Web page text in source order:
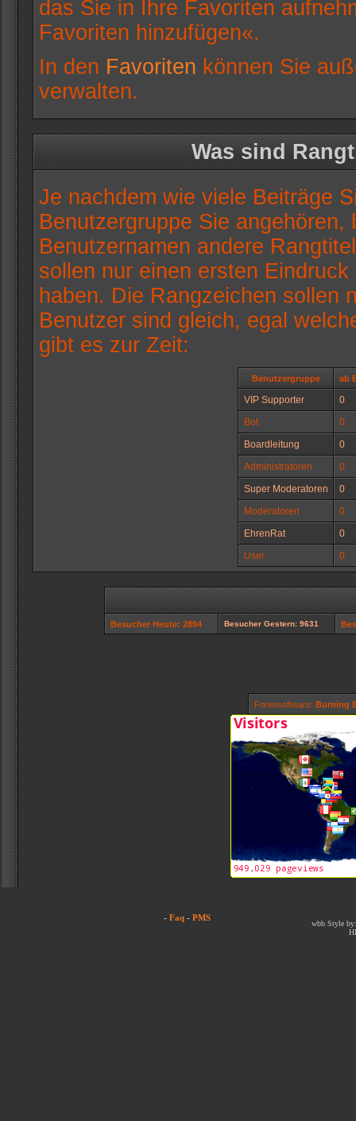
das Sie in Ihre Favoriten
Favoriten hinzufügen«.
In den Favoriten können Sie
verwalten.
Was sind
Je nachdem wie viele Beiträge
Benutzergruppe Sie
Benutzernamen andere
sollen nur einen ersten
haben. Die Rangzeichen sollen
Benutzer sind gleich, egal
gibt es zur Zeit:
Benutzergruppe ab
VIP Supporter
0
Bot
0
Boardleitung
0
Administratoren
0
Super Moderatoren
0
Moderatoren
0
EhrenRat
0
User
0
Besucher Heute: 2894 Besucher Gestern: 9631
Forensoftware: Burning
- Faq - PMS
wbb Style